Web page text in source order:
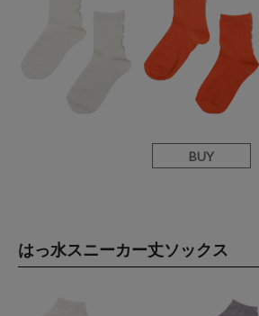
BUY
はっ水スニーカー丈ソックス